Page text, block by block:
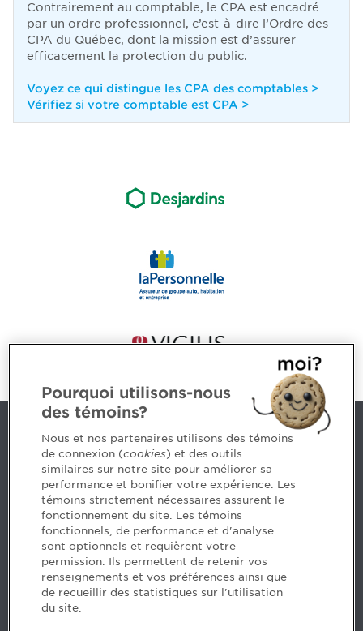
Contrairement au comptable, le CPA est encadré
par un ordre professionnel, c’est-à-dire l’Ordre des
CPA du Québec, dont la mission est d’assurer
efficacement la protection du public.
Voyez ce qui distingue les CPA des comptables >
Vérifiez si votre comptable est CPA >
Nous joindre
5, Place Ville Marie, bureau 800, Montréal (Québec)
H3B 2G2
www.cpaquebec.ca
Des questions? Faites appel à notre équipe >
Envie de mettre de l’Ordre dans votre carrière? Voyez
les postes disponibles >
Pourquoi utilisons-nous
des témoins?
Nous et nos partenaires utilisons des témoins
de connexion (cookies) et des outils
similaires sur notre site pour améliorer sa
performance et bonifier votre expérience. Les
témoins strictement nécessaires assurent le
fonctionnement du site. Les témoins
fonctionnels, de performance et d'analyse
sont optionnels et requièrent votre
permission. Ils permettent de retenir vos
renseignements et vos préférences ainsi que
de recueillir des statistiques sur l'utilisation
du site.